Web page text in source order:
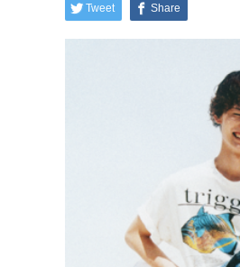
Tweet Share